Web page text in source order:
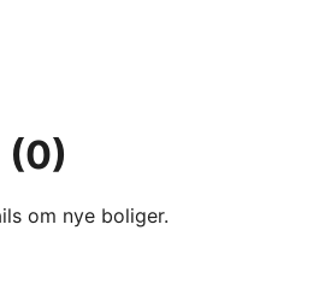
(0)
om nye boliger.